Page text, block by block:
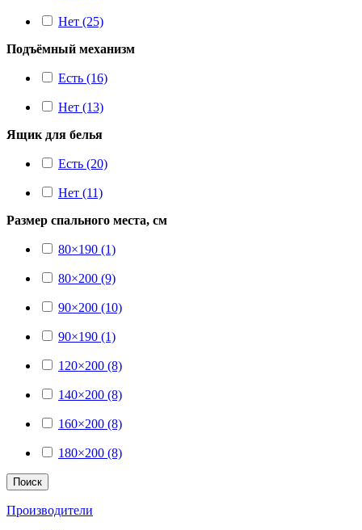
Нет (25)
Подъёмный механизм
Есть (16)
Нет (13)
Ящик для белья
Есть (20)
Нет (11)
Размер спального места, см
80×190 (1)
80×200 (9)
90×200 (10)
90×190 (1)
120×200 (8)
140×200 (8)
160×200 (8)
180×200 (8)
Поиск
Производители